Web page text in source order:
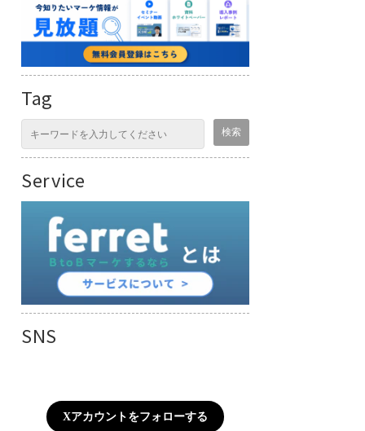
Tag
Service
SNS
Xアカウントをフォローする